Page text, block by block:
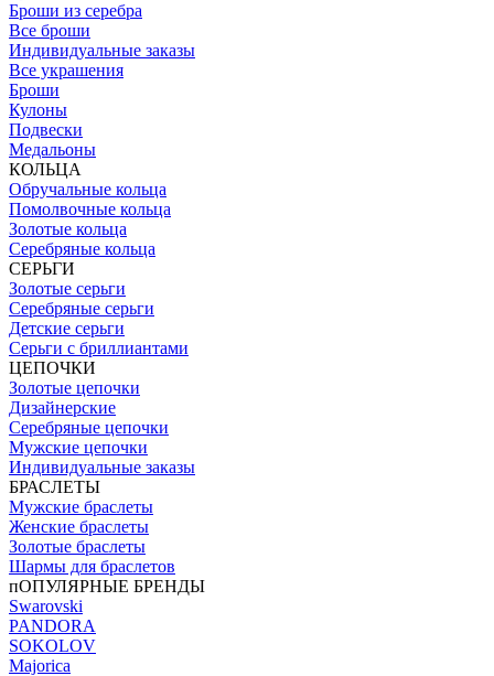
Броши из серебра
Все броши
Индивидуальные заказы
Все украшения
Броши
Кулоны
Подвески
Медальоны
КОЛЬЦА
Обручальные кольца
Помолвочные кольца
Золотые кольца
Серебряные кольца
СЕРЬГИ
Золотые серьги
Серебряные серьги
Детские серьги
Серьги с бриллиантами
ЦЕПОЧКИ
Золотые цепочки
Дизайнерские
Серебряные цепочки
Мужские цепочки
Индивидуальные заказы
БРАСЛЕТЫ
Мужские браслеты
Женские браслеты
Золотые браслеты
Шармы для браслетов
пОПУЛЯРНЫЕ БРЕНДЫ
Swarovski
PANDORA
SOKOLOV
Majorica